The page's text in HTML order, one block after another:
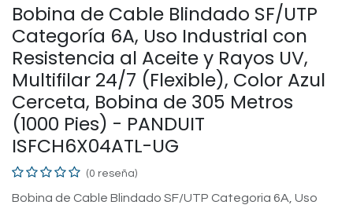
Bobina de Cable Blindado SF/UTP
Categoría 6A, Uso Industrial con
Resistencia al Aceite y Rayos UV,
Multifilar 24/7 (Flexible), Color Azul
Cerceta, Bobina de 305 Metros
(1000 Pies) - PANDUIT
ISFCH6X04ATL-UG
(0 reseña)
Bobina de Cable Blindado SF/UTP Categoria 6A, Uso